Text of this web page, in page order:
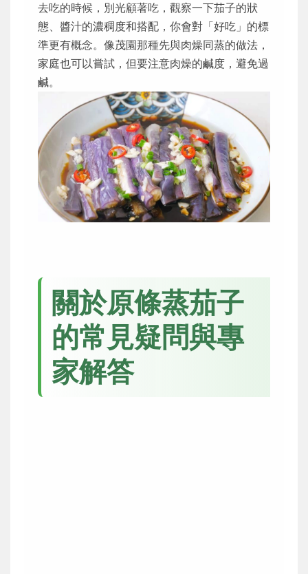
去吃的時候，別光顧著吃，觀察一下茄子的狀
態、醬汁的濃稠度和搭配，你會對「好吃」的標
準更有概念。像茂園那種先與肉燥同蒸的做法，
家庭也可以嘗試，但要注意肉燥的鹹度，避免過
鹹。
關於原條蒸茄子
的常見疑問與專
家解答